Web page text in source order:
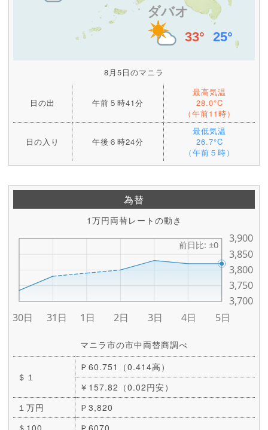
8月5日のマニラ
日の出 午前５時41分
最高気温
28.0°C
（午前11時）
日の入り 午後６時24分
最低気温
26.7°C
（午前５時）
為替
1万円両替レートの動き
マニラ市の市中両替商調べ
＄１
Ｐ60.751（0.414高）
￥157.82（0.02円安）
１万円
Ｐ3,820
＄100
Ｐ6070